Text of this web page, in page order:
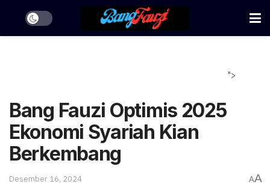
">
Bang Fauzi Optimis 2025
Ekonomi Syariah Kian
Berkembang
Desember 16, 2024 AA